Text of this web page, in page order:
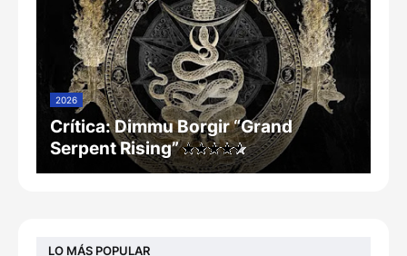
2026
Crítica: Dimmu Borgir “Grand
Serpent Rising”
LO MÁS POPULAR